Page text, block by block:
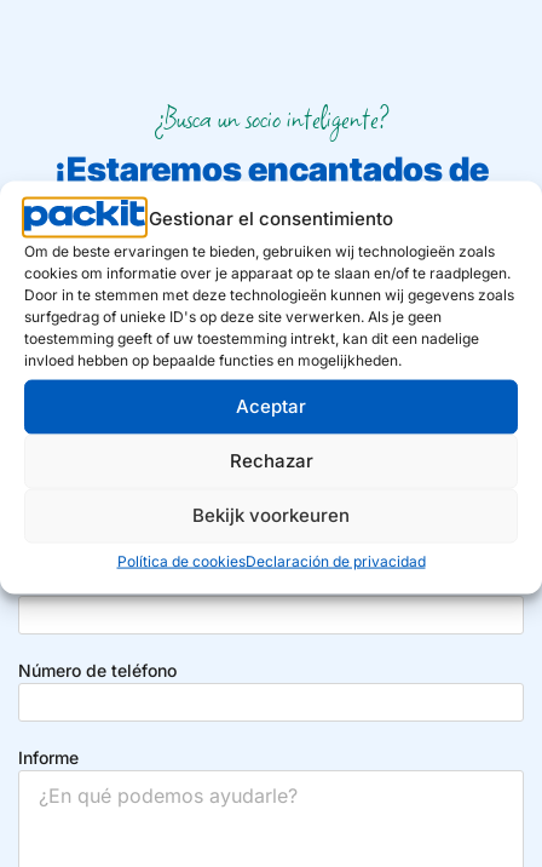
Gestionar el consentimiento
Om de beste ervaringen te bieden, gebruiken wij technologieën zoals
cookies om informatie over je apparaat op te slaan en/of te raadplegen.
Door in te stemmen met deze technologieën kunnen wij gegevens zoals
surfgedrag of unieke ID's op deze site verwerken. Als je geen
toestemming geeft of uw toestemming intrekt, kan dit een nadelige
invloed hebben op bepaalde functies en mogelijkheden.
Aceptar
Rechazar
Bekijk voorkeuren
Política de cookiesDeclaración de privacidad
¿Busca un socio inteligente?
¡Estaremos encantados de
averiguarlo por usted!
De hecho, es la guía de nuestra forma de trabajar. No
solo en lo que respecta a nuestros productos, sino
también en lo que se refiere a nuestra organización
interna.
Número de teléfono
Informe